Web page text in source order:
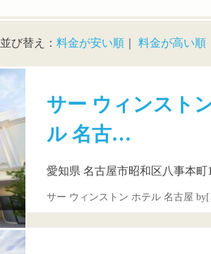
並び替え： 料金が安い順 料金が高い順
サー ウィンスト
ル 名古…
愛知県 名古屋市昭和区八事本町
サー ウィンストン ホテル 名古屋